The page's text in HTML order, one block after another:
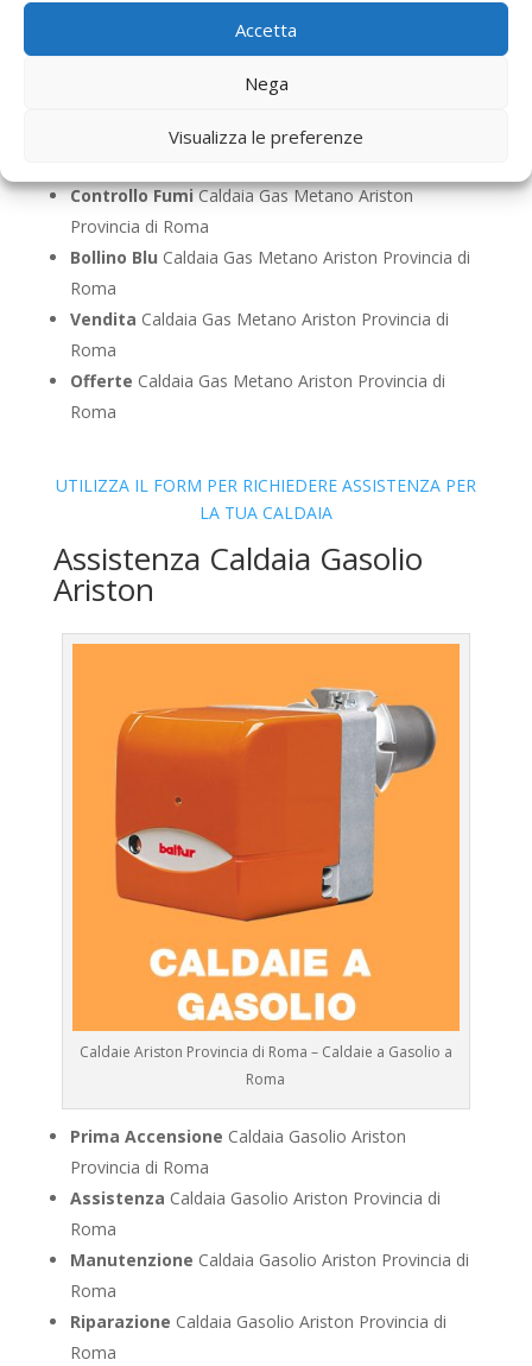
Accetta
Nega
Visualizza le preferenze
Caldaia Gas Metano Ariston Provincia di
Controllo FumiCaldaia Gas Metano Ariston
Provincia di Roma
Bollino Blu Caldaia Gas Metano Ariston Provincia di
Roma
Vendita Caldaia Gas Metano Ariston Provincia di
Roma
Offerte Caldaia Gas Metano Ariston Provincia di
Roma
UTILIZZA IL FORM PER RICHIEDERE ASSISTENZA PER
LA TUA CALDAIA
Assistenza Caldaia Gasolio
Ariston
Caldaie Ariston Provincia di Roma – Caldaie a Gasolio a
Roma
Prima Accensione Caldaia Gasolio Ariston
Provincia di Roma
Assistenza Caldaia Gasolio Ariston Provincia di
Roma
Manutenzione Caldaia Gasolio Ariston Provincia di
Roma
Riparazione Caldaia Gasolio Ariston Provincia di
Roma